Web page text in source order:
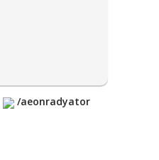
/aeonradyator